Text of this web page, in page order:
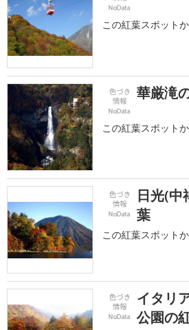
この紅葉スポット
華厳滝
この紅葉スポット
日光(中
葉
この紅葉スポット
イタリ
公園の